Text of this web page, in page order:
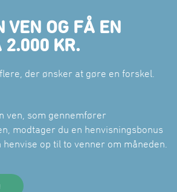
VEN OG FÅ EN
2.000 KR.󠀲󠀥󠀡󠀳
der ønsker at gøre en forskel.
ven, som gennemfører
modtager du en henvisningsbonus
henvise op til to venner om måneden.󠀲󠀥󠀣󠀳